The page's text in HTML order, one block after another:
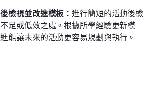
檢視並改進模板：進行簡短的活動後檢
足或低效之處。根據所學經驗更新模
能讓未來的活動更容易規劃與執行。